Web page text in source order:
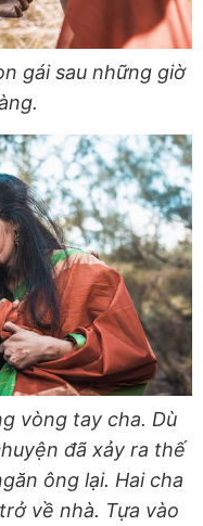
gái sau những giờ
vòng tay cha. Dù
đã xảy ra thế
ông lại. Hai cha
về nhà. Tựa vào